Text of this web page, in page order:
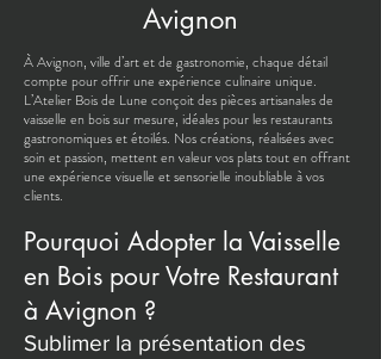
Avignon
À Avignon, ville d’art et de gastronomie, chaque détail
compte pour offrir une expérience culinaire unique.
L’Atelier Bois de Lune conçoit des pièces artisanales de
vaisselle en bois sur mesure, idéales pour les restaurants
gastronomiques et étoilés. Nos créations, réalisées avec
soin et passion, mettent en valeur vos plats tout en offrant
une expérience visuelle et sensorielle inoubliable à vos
clients.
Pourquoi Adopter la Vaisselle
en Bois pour Votre Restaurant
à Avignon ?
Sublimer la présentation des